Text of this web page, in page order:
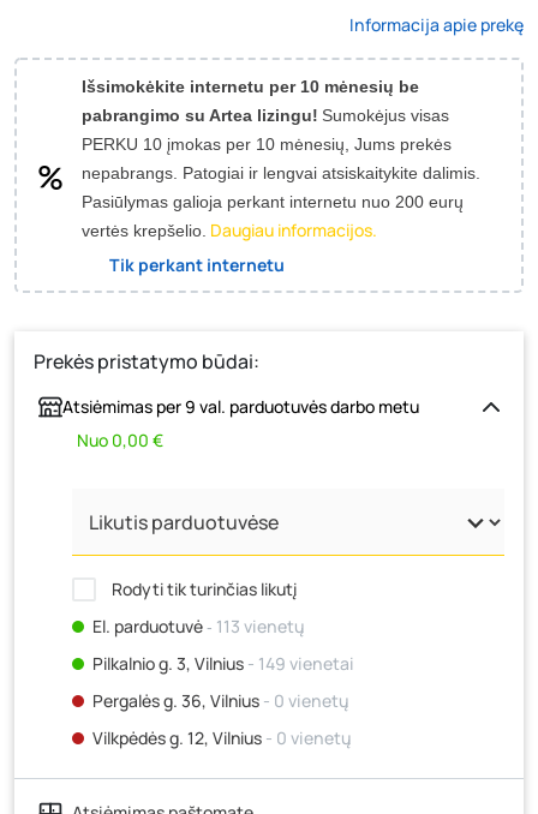
Informacija apie prekę
Išsimokėkite internetu per 10 mėnesių be
pabrangimo su Artea lizingu! Sumokėjus visas
PERKU 10 įmokas per 10 mėnesių, Jums prekės
nepabrangs. Patogiai ir lengvai atsiskaitykite dalimis.
Pasiūlymas galioja perkant internetu nuo 200 eurų
vertės krepšelio. Daugiau informacijos.
Tik perkant internetu
Prekės pristatymo būdai:
Atsiėmimas per 9 val. parduotuvės darbo metu
Nuo 0,00 €
Rodyti tik turinčias likutį
El. parduotuvė‐ 113 vienetų
Pilkalnio g. 3, Vilnius - 149 vienetai
Pergalės g. 36, Vilnius - 0 vienetų
Vilkpėdės g. 12, Vilnius - 0 vienetų
Ateities g. 15, Vilnius- 0 vienetų